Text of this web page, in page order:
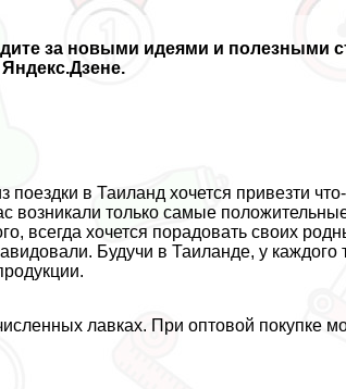
за новыми идеями и полезными
поездки в Таиланд хочется привезти
возникали только самые
всегда хочется порадовать своих
Будучи в Таиланде, у каждого
лавках. При оптовой покупке